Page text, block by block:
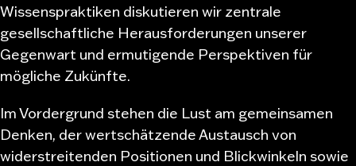
Wissenspraktiken diskutieren wir zentrale
gesellschaftliche Herausforderungen unserer
Gegenwart und ermutigende Perspektiven für
mögliche Zukünfte.
Im Vordergrund stehen die Lust am gemeinsamen
Denken, der wertschätzende Austausch von
widerstreitenden Positionen und Blickwinkeln sowie